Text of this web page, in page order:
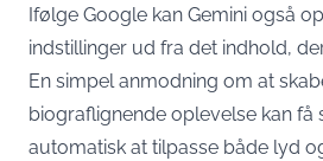
Ifølge Google kan Gemini også
indstillinger ud fra det indhold,
En simpel anmodning om at
biograflignende oplevelse kan få
automatisk at tilpasse både lyd